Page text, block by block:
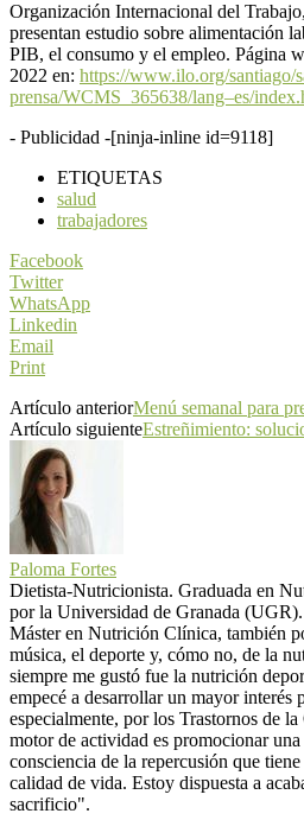
Organización Internacional del
presentan estudio sobre alimentación
PIB, el consumo y el empleo. Página
2022 en: https://www.ilo.org/santiago/
prensa/WCMS_365638/lang–es/
- Publicidad -[ninja-inline id=9118]
ETIQUETAS
salud
trabajadores
Facebook
Twitter
WhatsApp
Linkedin
Email
Print
Artículo anteriorMenú semanal para
Artículo siguienteEstreñimiento:
Paloma Fortes
Dietista-Nutricionista. Graduada en
por la Universidad de Granada
Máster en Nutrición Clínica, también
música, el deporte y, cómo no, de la
siempre me gustó fue la nutrición
empecé a desarrollar un mayor
especialmente, por los Trastornos de
motor de actividad es promocionar
consciencia de la repercusión que
calidad de vida. Estoy dispuesta a
sacrificio".